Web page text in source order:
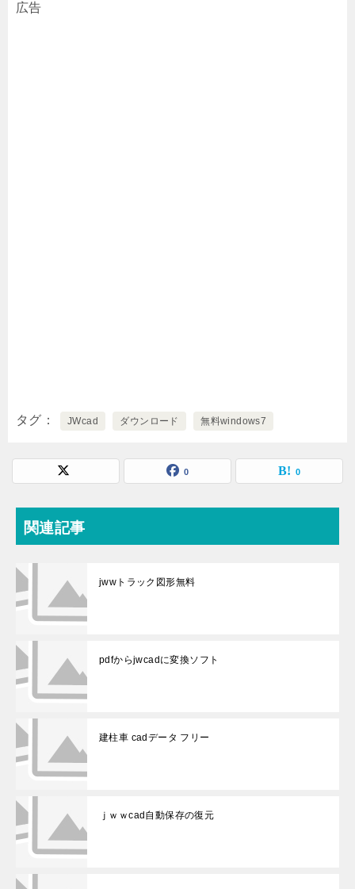
広告
タグ JWcad ダウンロード 無料windows7
0 0
関連記事
jwwトラック図形無料
pdfからjwcadに変換ソフト
建柱車 cadデータ フリー
ｊｗｗcad自動保存の復元